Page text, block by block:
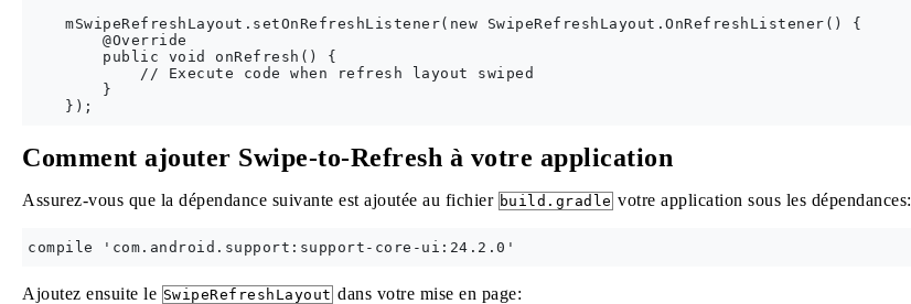
    mSwipeRefreshLayout.setOnRefreshListener(new SwipeRefreshLayout.OnRefreshListener() {
        @Override
        public void onRefresh() {
            // Execute code when refresh layout swiped
        }
Comment ajouter Swipe-to-Refresh à votre application
Assurez-vous que la dépendance suivante est ajoutée au fichier build.gradle votre application sous les dépendances:
Ajoutez ensuite le SwipeRefreshLayout dans votre mise en page: